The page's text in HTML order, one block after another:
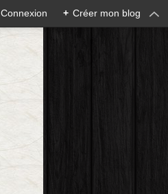
Connexion + Créer mon blog